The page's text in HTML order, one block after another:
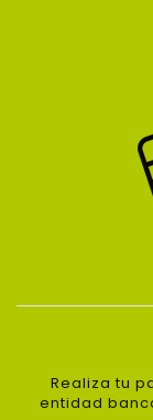
Realiza tu
entidad